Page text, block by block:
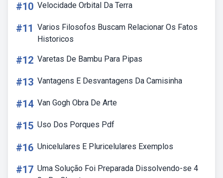
#10 Velocidade Orbital Da Terra
#11 Varios Filosofos Buscam Relacionar Os Fatos
Historicos
#12 Varetas De Bambu Para Pipas
#13 Vantagens E Desvantagens Da Camisinha
#14 Van Gogh Obra De Arte
#15 Uso Dos Porques Pdf
#16 Unicelulares E Pluricelulares Exemplos
#17 Uma Solução Foi Preparada Dissolvendo-se 4